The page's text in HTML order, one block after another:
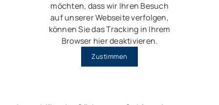
möchten, dass wir Ihren Besuch
auf unserer Webseite verfolgen,
können Sie das Tracking in Ihrem
Browser hier deaktivieren.
Zustimmen